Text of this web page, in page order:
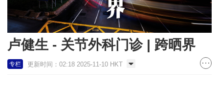
卢健生 - 关节外科门诊 | 跨晒界
专栏 更新时间：02:18 2025-11-10 HKT